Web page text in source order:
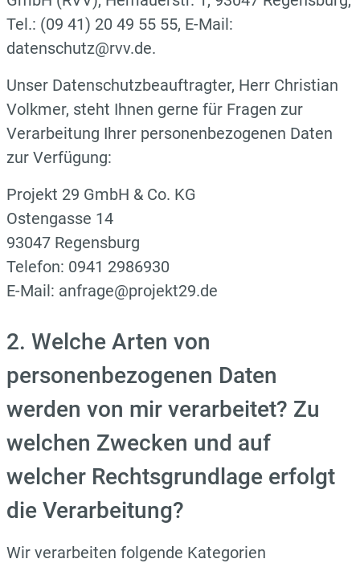
Tel.: (09 41) 20 49 55 55, E-Mail:
datenschutz@rvv.de.
Unser Datenschutzbeauftragter, Herr Christian
Volkmer, steht Ihnen gerne für Fragen zur
Verarbeitung Ihrer personenbezogenen Daten
zur Verfügung:
Projekt 29 GmbH & Co. KG
Ostengasse 14
93047 Regensburg
Telefon: 0941 2986930
E-Mail: anfrage@projekt29.de
2. Welche Arten von
personenbezogenen Daten
werden von mir verarbeitet? Zu
welchen Zwecken und auf
welcher Rechtsgrundlage erfolgt
die Verarbeitung?
Wir verarbeiten folgende Kategorien